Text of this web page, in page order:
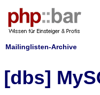
Mailinglisten-Archive
[dbs]